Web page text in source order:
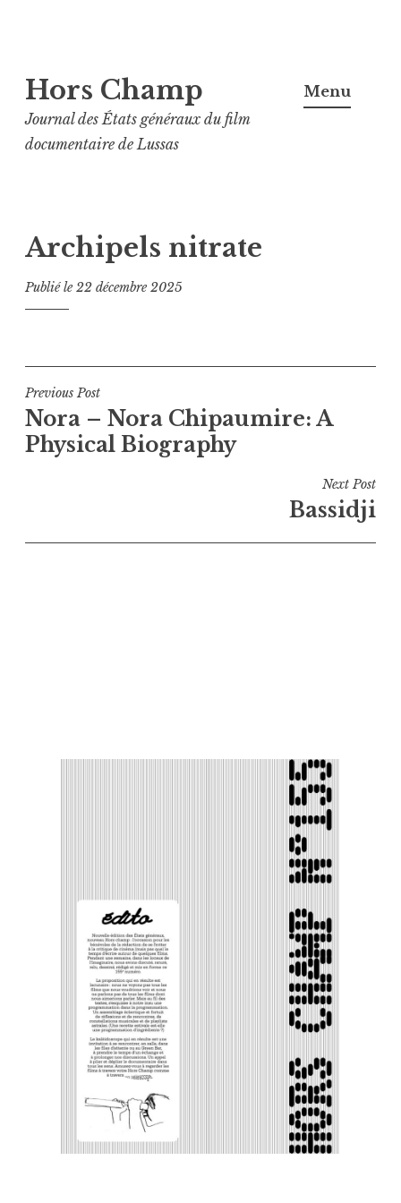
au
contenu
principal
Hors Champ
Journal des États généraux du film
documentaire de Lussas
Menu
Archipels nitrate
Publié le22 décembre 2025
Navigation
de
l’article
Previous Post
Nora – Nora Chipaumire: A
Physical Biography
Next Post
Bassidji